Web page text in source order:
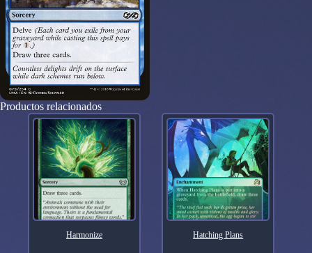
Productos relacionados
Harmonize Hatching Plans